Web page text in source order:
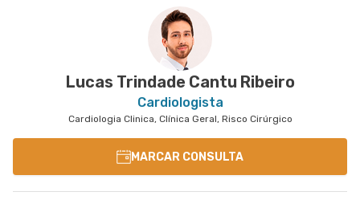
Morumbi - Heart Instituto de Cardiologia
Avenida Dos Tajuras nr. 71 Ao Lado do Banco Itaú
Personnalite - Cidade Jardim, Sao Paulo - SP
Lucas Trindade Cantu Ribeiro
Cardiologista
Cardiologia Clinica, Clínica Geral, Risco Cirúrgico
MARCAR CONSULTA